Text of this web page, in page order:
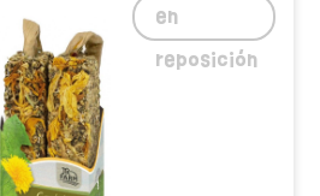
en
reposición